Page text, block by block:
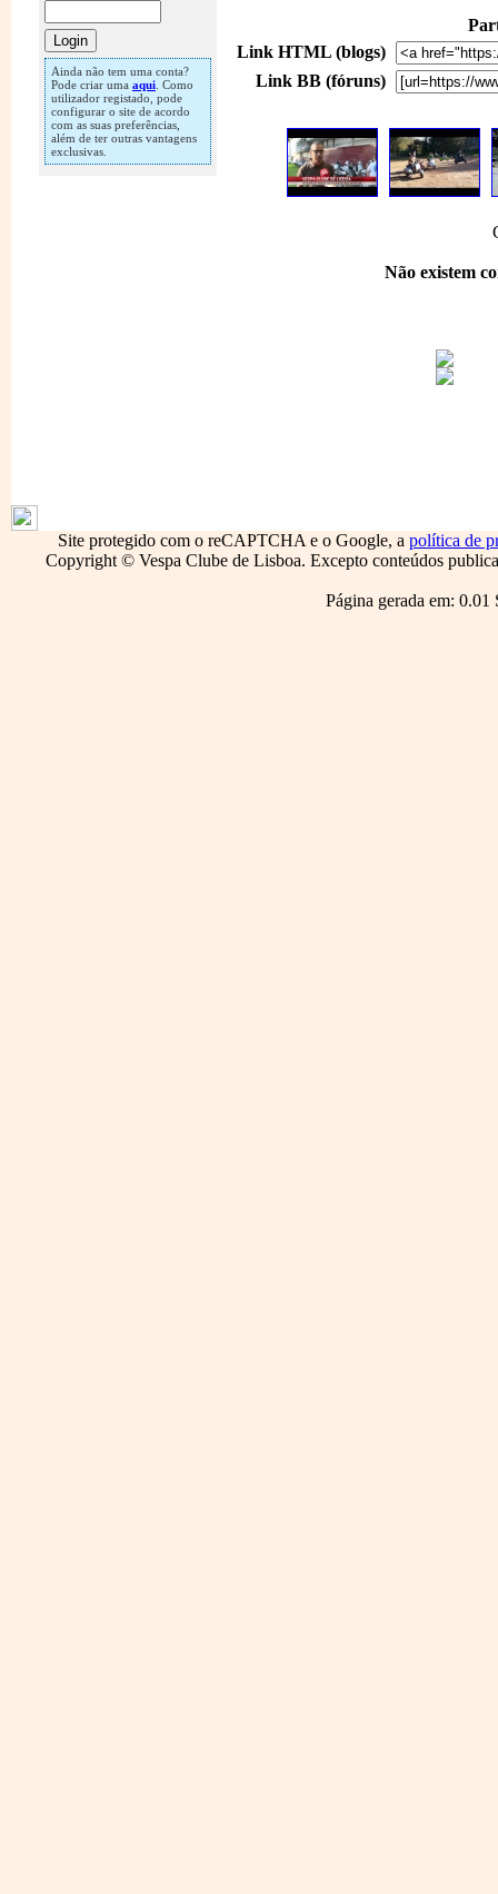
Ainda não tem uma conta?
Pode criar uma aqui . Como
utilizador registado, pode
configurar o site de acordo
com as suas preferências,
além de ter outras vantagens
exclusivas.
Link HTML (blogs)
Link BB (fóruns)
Não existem
Site protegido com o reCAPTCHA e o Google, a política de
Copyright © Vespa Clube de Lisboa. Excepto conteúdos
Página gerada em: 0.01